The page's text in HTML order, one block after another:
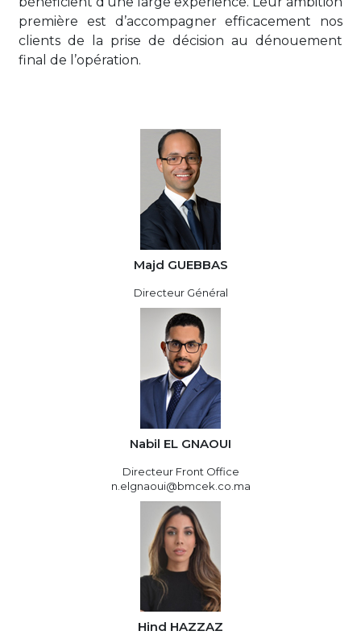
première est d’accompagner efficacement nos
clients de la prise de décision au dénouement
final de l’opération.
Majd GUEBBAS
Directeur Général
Nabil EL GNAOUI
Directeur Front Office
n.elgnaoui@bmcek.co.ma
Hind HAZZAZ